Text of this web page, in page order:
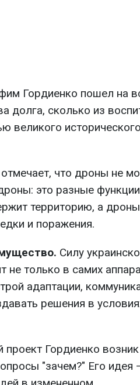
Гордиенко пошел на
долга, сколько из
великого исторического
что дроны не
это разные
территорию, а
и поражения.
Силу
не только в самих
адаптации,
решения в
проект Гордиенко
"зачем?" Его идея